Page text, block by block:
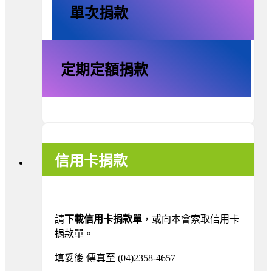
單次捐款
定期定額捐款
信用卡捐款
請 下載信用卡捐款單 ，或向本會索取信用卡
捐款單。
填妥後 傳真至 (04)2358-4657